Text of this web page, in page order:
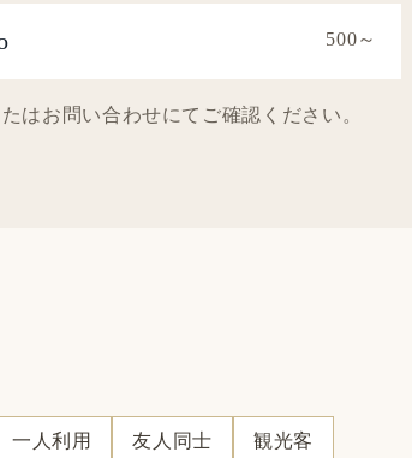
500～
はお問い合わせにてご確認ください。
一人利用 友人同士 観光客